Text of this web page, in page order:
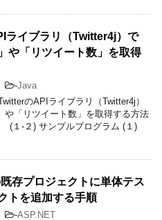
ライブラリ（Twitter4j）で
や「リツイート数」を取得
-Java
のAPIライブラリ（Twitter4j）
や「リツイート数」を取得する方法
１-２) サンプルプログラム (１)
存プロジェクトに単体テス
トを追加する手順
-ASP.NET